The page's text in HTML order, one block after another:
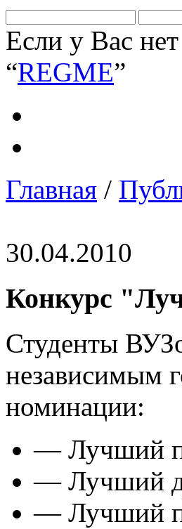
Если у Вас
“REGME”
Главная /
30.04.2010
Конкурс
Студенты
независимым
номинации:
— Лучший
— Лучший
— Лучший